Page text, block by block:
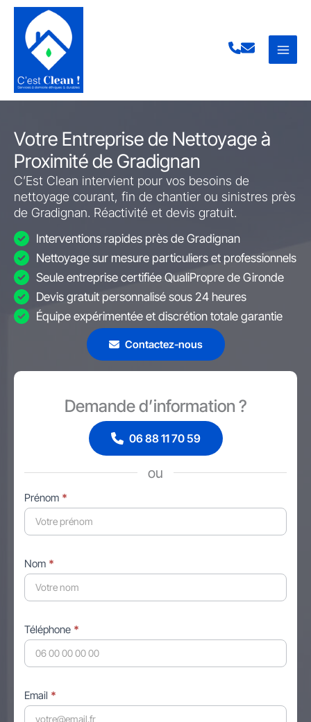
Aller
contenu
Votre Entreprise de Nettoyage à
Proximité de Gradignan
C’Est Clean intervient pour vos besoins de
nettoyage courant, fin de chantier ou sinistres près
de Gradignan. Réactivité et devis gratuit.
Interventions rapides près de Gradignan
Nettoyage sur mesure particuliers et professionnels
Seule entreprise certifiée QualiPropre de Gironde
Devis gratuit personnalisé sous 24 heures
Équipe expérimentée et discrétion totale garantie
Contactez-nous
Demande d’information ?
06 88 11 70 59
ou
Formulaire
simple
avec
Prénom *
Nom *
Téléphone *
Email *